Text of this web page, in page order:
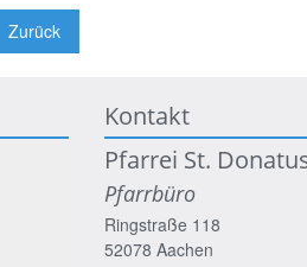
Zurück
Kontakt
Pfarrei St.
Pfarrbüro
Ringstraße 118
52078 Aachen